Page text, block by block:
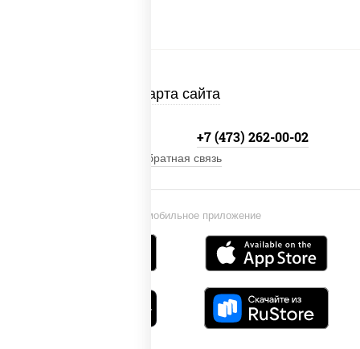
Карта сайта
Установи мобильное приложение
+7 (473) 262-00-02
Обратная связь